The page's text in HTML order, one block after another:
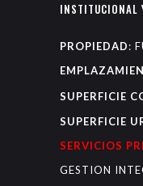
INSTITUCIONAL
PROPIEDAD:
SUPERFICIE
SUPERFICIE
SERVICIOS
GESTION